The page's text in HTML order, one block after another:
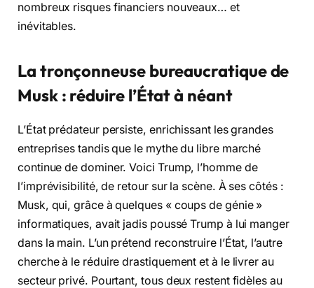
nombreux risques financiers nouveaux… et
inévitables.
La tronçonneuse bureaucratique de
Musk : réduire l’État à néant
L’État prédateur persiste, enrichissant les grandes
entreprises tandis que le mythe du libre marché
continue de dominer. Voici Trump, l’homme de
l’imprévisibilité, de retour sur la scène. À ses côtés :
Musk, qui, grâce à quelques « coups de génie »
informatiques, avait jadis poussé Trump à lui manger
dans la main. L’un prétend reconstruire l’État, l’autre
cherche à le réduire drastiquement et à le livrer au
secteur privé. Pourtant, tous deux restent fidèles au